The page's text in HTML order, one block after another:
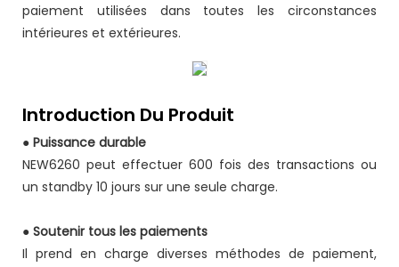
paiement utilisées dans toutes les circonstances
intérieures et extérieures.
Introduction Du Produit
● Puissance durable
NEW6260 peut effectuer 600 fois des transactions ou
un standby 10 jours sur une seule charge.
● Soutenir tous les paiements
Il prend en charge diverses méthodes de paiement,